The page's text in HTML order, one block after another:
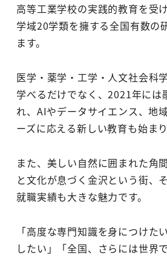
高等工業学校の実践的教育を受
学域20学類を擁する全国有数の
ます。
医学・薬学・工学・人文社会科
学べるだけでなく、2021年には
れ、AIやデータサイエンス、地
ーズに応える新しい教育も始まり
また、美しい自然に囲まれた角
と文化が息づく金沢という街、
就職実績も大きな魅力です。
「高度な専門知識を身につけた
したい」「全国、さらには世界